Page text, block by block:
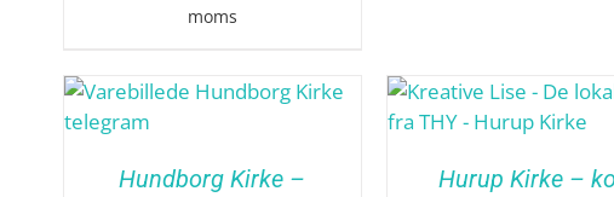
moms
Hundborg Kirke –
Hurup Kirke –